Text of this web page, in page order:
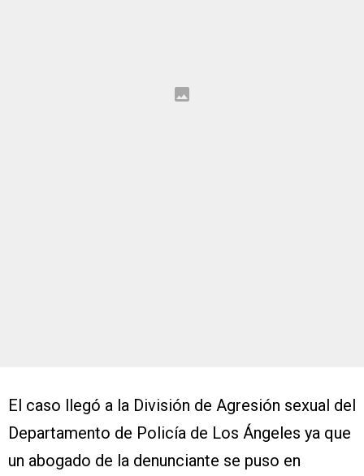
El caso llegó a la División de Agresión sexual del
Departamento de Policía de Los Ángeles ya que
un abogado de la denunciante se puso en